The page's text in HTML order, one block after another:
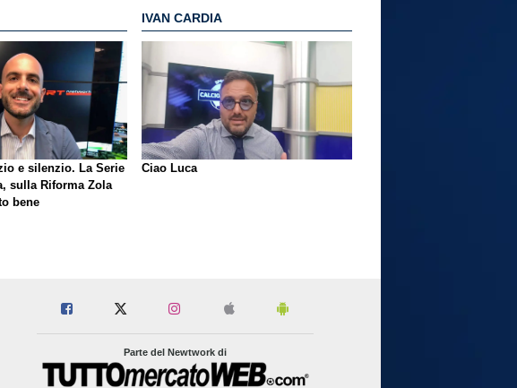
e silenzio. La Serie
sulla Riforma Zola
bene
IVAN CARDIA
Ciao Luca
Parte del Newtwork di